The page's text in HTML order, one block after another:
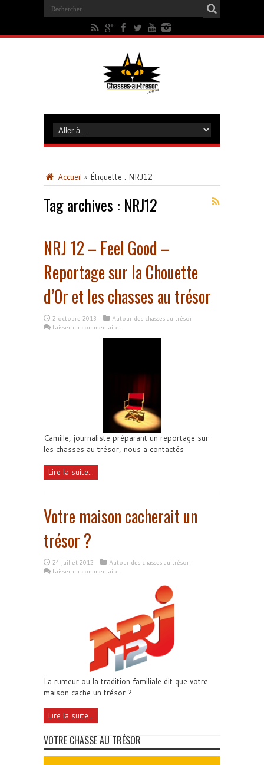
Accueil » Étiquette : NRJ12
Tag archives : NRJ12
NRJ 12 – Feel Good –
Reportage sur la Chouette
d’Or et les chasses au trésor
2 octobre 2013
Autour des chasses au trésor
Laisser un commentaire
Camille, journaliste préparant un reportage sur
les chasses au trésor, nous a contactés
Lire la suite...
Votre maison cacherait un
trésor ?
24 juillet 2012
Autour des chasses au trésor
Laisser un commentaire
La rumeur ou la tradition familiale dit que votre
maison cache un trésor ?
Lire la suite...
VOTRE CHASSE AU TRÉSOR